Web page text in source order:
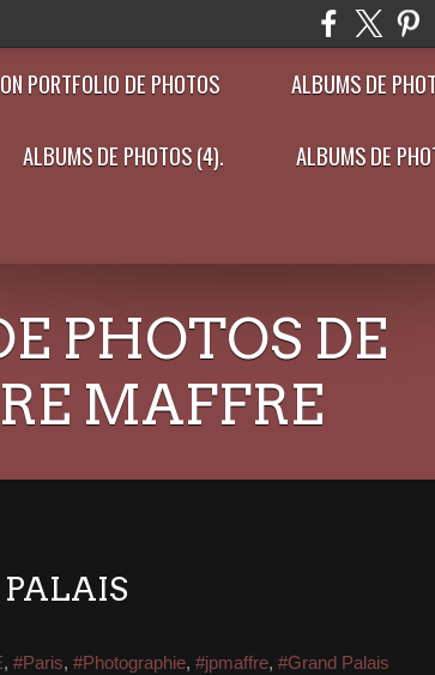
PORTFOLIO DE PHOTOS ALBUMS DE
ALBUMS DE PHOTOS (4). ALBUMS DE
PHOTOS DE
MAFFRE
PALAIS
, #Paris, #Photographie, #jpmaffre, #Grand Palais